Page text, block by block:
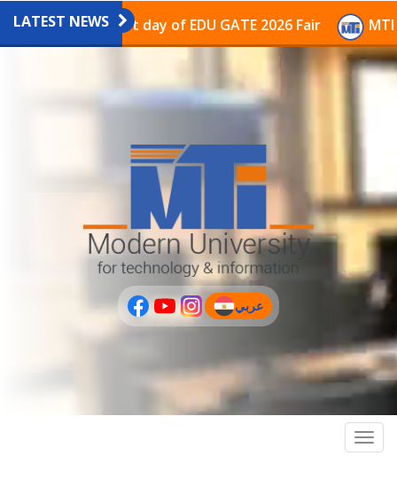
عربى PLUS
LATEST NEWS
on the last day of EDU GATE 2026 Fair MTI
عربي
(current)